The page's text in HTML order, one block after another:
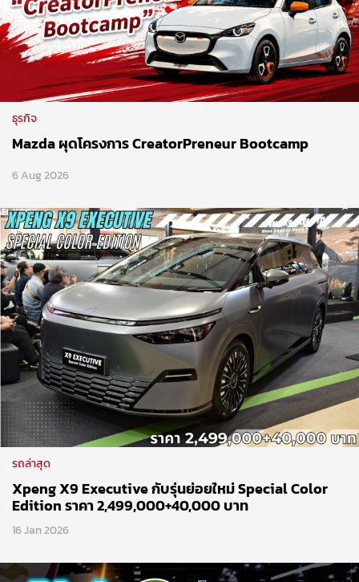
ธุรกิจ
Mazda ผุดโครงการ CreatorPreneur Bootcamp
6 Aug 2026
รถล่าสุด
Xpeng X9 Executive กับรุ่นย่อยใหม่ Special Color
Edition ราคา 2,499,000+40,000 บาท
16 Jan 2026